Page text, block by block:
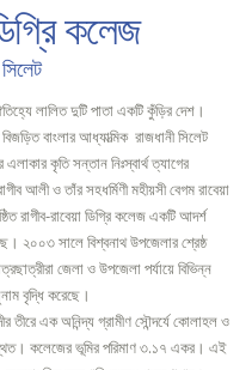
কলেজ
লালিত দুটি পাতা একটি কুঁড়ির দেশ।
বাংলার আধ্যাত্মিক রাজধানী সিলেট
কৃতি সন্তান নিঃস্বার্থ ত্যাগের
আলী ও তাঁর সহধর্মিণী মহীয়সী বেগম রাবেয়া
রাগীব-রাবেয়া ডিগ্রি কলেজ একটি আদর্শ
২০০৩ সালে বিশ্বনাথ উপজেলার শ্রেষ্ঠ
জেলা ও উপজেলা পর্যায়ে বিভিন্ন
বৃদ্ধি করেছে।
তীরে এক অনিন্দ্য গ্রামীণ সৌন্দর্যে কোলাহল ও
কলেজের ভূমির পরিমাণ ৩.১৭ একর। এই